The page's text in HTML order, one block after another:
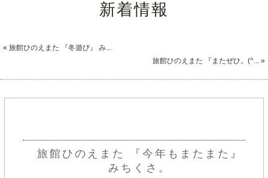
新着情報
« 旅館ひのえまた 『冬遊び』 み...
旅館ひのえまた 『またぜひ。(^... »
旅館ひのえまた 『今年もまたまた』
みちくさ。